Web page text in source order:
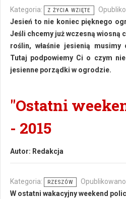
Kategoria: Z ŻYCIA WZIĘTE
Jesień to nie koniec pięknego
Jeśli chcemy już wczesną wiosną
roślin, właśnie jesienią
Tutaj podpowiemy Ci o czym
jesienne porządki w ogrodzie.
"Ostatni
- 2015
Autor: Redakcja
Kategoria: RZESZÓW
W ostatni wakacyjny weekend